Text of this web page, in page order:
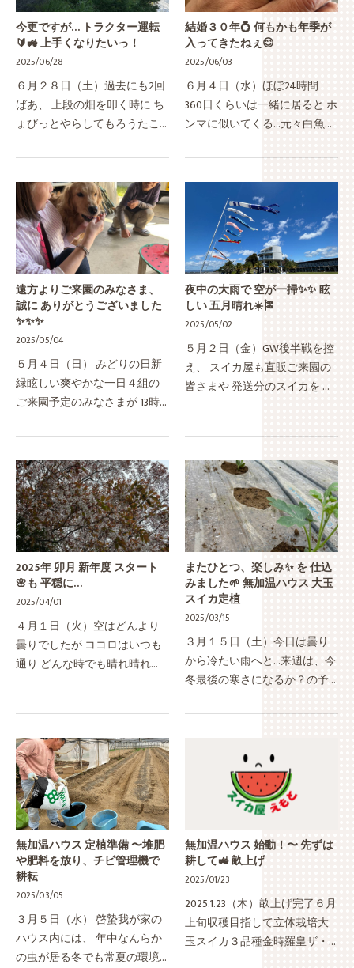
今更ですが… トラクター運転
🔰🚜 上手くなりたいっ！
2025/06/28
６月２８日（土）過去にも2回
ばあ、 上段の畑を叩く時に ち
ょびっとやらしてもろうたこ
さんあるハウス内を 華麗な操
作技術で 安全にかつ美しく耕
耘していく園主の仕事ぶりを…
結婚３０年💍 何もかも年季が
入ってきたねぇ😊
2025/06/03
６月４日（水）ほぼ24時間
360日くらいは一緒に居ると ホ
ンマに似いてくる…元々白魚の
ねたらこんな感じやろうけど
どっちが私？と言われそうな
ふたりの左手 これまたそっ
遠方よりご来園のみなさま、
誠に ありがとうございました
✨✨✨
2025/05/04
５月４日（日） みどりの日新
緑眩しい爽やかな一日４組の
ご来園予定のみなさまが 13時
一気に 味見やら ハウス見学や
ら 近況報告やら 新たなご縁や
ら…ウチの"いつもの光景"や…
夜中の大雨で 空が一掃✨✨ 眩
しい 五月晴れ☀️🎏
2025/05/02
５月２日（金）GW後半戦を控
え、 スイカ屋も直販ご来園の
皆さまや 発送分のスイカを ぼ
り道 ヤシィパークに寄って
み…
2025年 卯月 新年度 スタート
🌸も 平穏に…
2025/04/01
４月１日（火）空はどんより
曇りでしたが ココロはいつも
通り どんな時でも晴れ晴れ！
は サクラと一緒に オンツツジ
の…
またひとつ、楽しみ✨ を 仕込
みました🌱 無加温ハウス 大玉
スイカ定植
2025/03/15
３月１５日（土）今日は曇り
から冷たい雨へと…来週は、今
冬最後の寒さになるか？の予
うひと頑張りな時期高知の３
どんな夏野菜を定植してもま
無加温ハウス 定植準備 〜堆肥
や肥料を放り、チビ管理機で
耕耘
2025/03/05
３月５日（水） 啓蟄我が家の
ハウス内には、 年中なんらか
の虫が居る冬でも常夏の環境
無加温ハウス 始動！〜 先ずは
耕して🚜 畝上げ
2025/01/23
2025.1.23（木）畝上げ完了６月
上旬収穫目指して立体栽培大
玉スイカ３品種金時羅皇ザ・